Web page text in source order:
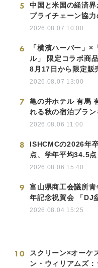
5
中国と米国の経済
プライチェーン協
2026.08.07 10:00
6
「横濱ハーバー」×
ル」 限定コラボ商
8月17日から限定販
2026.08.07 13:00
7
亀の井ホテル 有馬
れる秋の宿泊プラ
2026.08.06 11:00
8
ISHCMCの2026年
点、学年平均34.5点
2026.08.06 15:40
9
富山県商工会議所
年記念祝賀会 「DJ
2026.08.04 15:25
10
スクリーン×オーケ
ン・ウィリアムズ